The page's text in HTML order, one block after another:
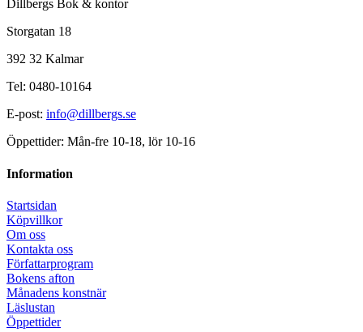
Dillbergs Bok & kontor
Storgatan 18
392 32 Kalmar
Tel: 0480-10164
E-post: info@dillbergs.se
Öppettider: Mån-fre 10-18, lör 10-16
Information
Startsidan
Köpvillkor
Om oss
Kontakta oss
Författarprogram
Bokens afton
Månadens konstnär
Läslustan
Öppettider